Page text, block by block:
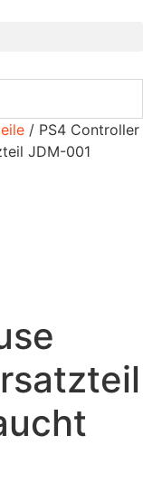
/ PS4 Controller
JDM-001